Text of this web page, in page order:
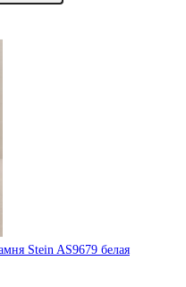
Stein AS9679 белая